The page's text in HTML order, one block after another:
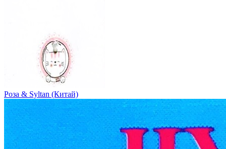
Роза & Syltan (Китай)